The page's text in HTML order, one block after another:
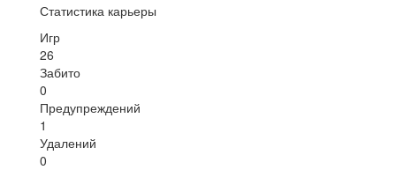
Статистика карьеры
Игр
26
Забито
0
Предупреждений
1
Удалений
0